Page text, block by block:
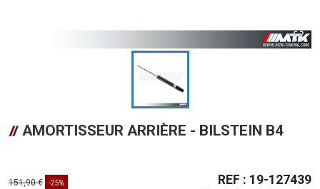
AMORTISSEUR ARRIÈRE - BILSTEIN B4
151,90 € -25% REF : 19-127439